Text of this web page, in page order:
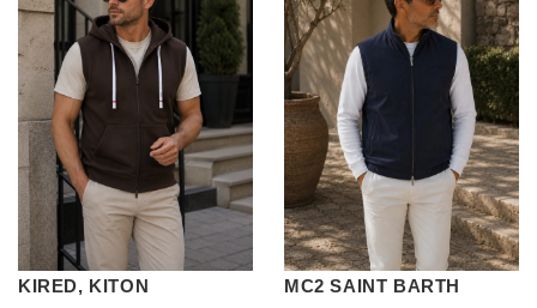
KIRED, KITON MC2 SAINT BARTH